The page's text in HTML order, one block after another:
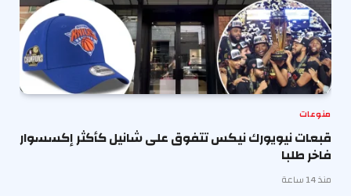
منوعات
قبعات نيويورك نيكس تتفوق على شانيل كأكثر إكسسوار
فاخر طلبا
منذ 14 ساعة